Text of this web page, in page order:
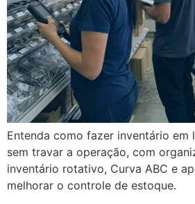
Entenda como fazer inventário em
sem travar a operação, com
inventário rotativo, Curva ABC e
melhorar o controle de estoque.